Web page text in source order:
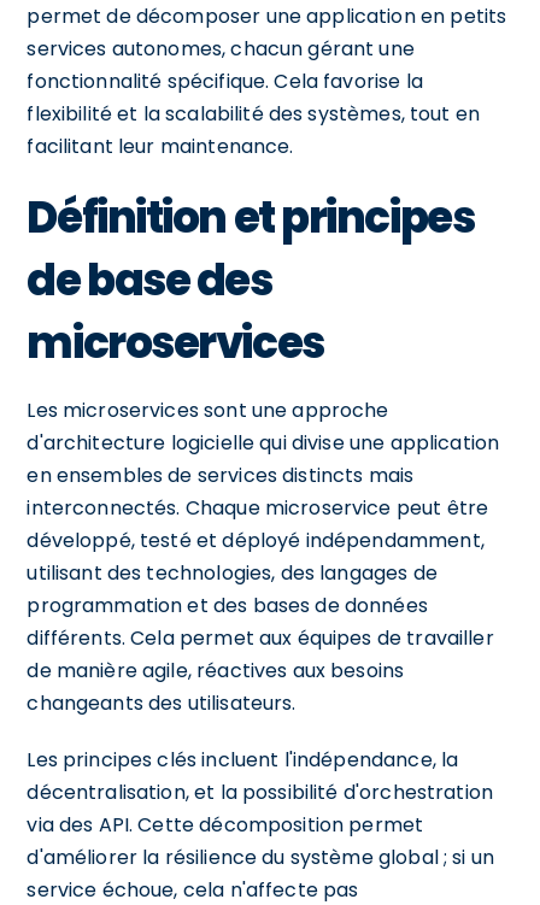
permet de décomposer une application en petits
services autonomes, chacun gérant une
fonctionnalité spécifique. Cela favorise la
flexibilité et la scalabilité des systèmes, tout en
facilitant leur maintenance.
Définition et principes
de base des
microservices
Les microservices sont une approche
d'architecture logicielle qui divise une application
en ensembles de services distincts mais
interconnectés. Chaque microservice peut être
développé, testé et déployé indépendamment,
utilisant des technologies, des langages de
programmation et des bases de données
différents. Cela permet aux équipes de travailler
de manière agile, réactives aux besoins
changeants des utilisateurs.
Les principes clés incluent l'indépendance, la
décentralisation, et la possibilité d'orchestration
via des API. Cette décomposition permet
d'améliorer la résilience du système global ; si un
service échoue, cela n'affecte pas